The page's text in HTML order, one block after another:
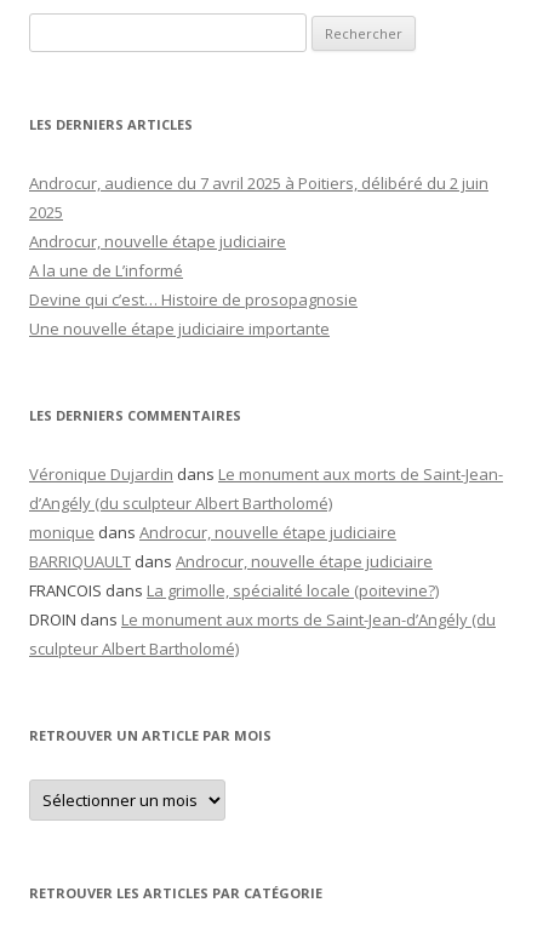
LES DERNIERS ARTICLES
Androcur, audience du 7 avril 2025 à Poitiers, délibéré du 2 juin
2025
Androcur, nouvelle étape judiciaire
A la une de L’informé
Devine qui c’est… Histoire de prosopagnosie
Une nouvelle étape judiciaire importante
LES DERNIERS COMMENTAIRES
Véronique Dujardin dans Le monument aux morts de Saint-Jean-
d’Angély (du sculpteur Albert Bartholomé)
monique dans Androcur, nouvelle étape judiciaire
BARRIQUAULT dans Androcur, nouvelle étape judiciaire
FRANCOIS dans La grimolle, spécialité locale (poitevine?)
DROIN dans Le monument aux morts de Saint-Jean-d’Angély (du
sculpteur Albert Bartholomé)
RETROUVER UN ARTICLE PAR MOIS
Retrouver
un
article
RETROUVER LES ARTICLES PAR CATÉGORIE